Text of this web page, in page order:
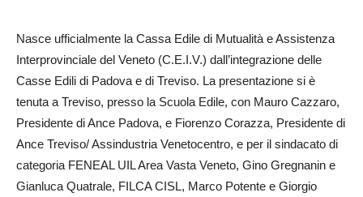
Nasce ufficialmente la Cassa Edile di Mutualità e Assistenza
Interprovinciale del Veneto (C.E.I.V.) dall’integrazione delle
Casse Edili di Padova e di Treviso. La presentazione si è
tenuta a Treviso, presso la Scuola Edile, con Mauro Cazzaro,
Presidente di Ance Padova, e Fiorenzo Corazza, Presidente di
Ance Treviso/ Assindustria Venetocentro, e per il sindacato di
categoria FENEAL UIL Area Vasta Veneto, Gino Gregnanin e
Gianluca Quatrale, FILCA CISL, Marco Potente e Giorgio